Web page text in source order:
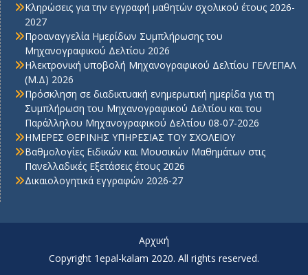
Κληρώσεις για την εγγραφή μαθητών σχολικού έτους 2026-
2027
Προαναγγελία Ημερίδων Συμπλήρωσης του
Μηχανογραφικού Δελτίου 2026
Ηλεκτρονική υποβολή Μηχανογραφικού Δελτίου ΓΕΛ/ΕΠΑΛ
(Μ.Δ) 2026
Πρόσκληση σε διαδικτυακή ενημερωτική ημερίδα για τη
Συμπλήρωση του Μηχανογραφικού Δελτίου και του
Παράλληλου Μηχανογραφικού Δελτίου 08-07-2026
ΗΜΕΡΕΣ ΘΕΡΙΝΗΣ ΥΠΗΡΕΣΙΑΣ ΤΟΥ ΣΧΟΛΕΙΟΥ
Βαθμολογίες Ειδικών και Μουσικών Μαθημάτων στις
Πανελλαδικές Εξετάσεις έτους 2026
Δικαιολογητικά εγγραφών 2026-27
Αρχική
Copyright 1epal-kalam 2020. All rights reserved.